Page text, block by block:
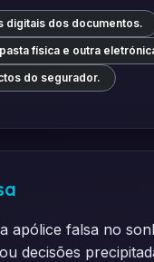
digitais dos documentos.
física e outra
do segurador.
apólice falsa no
decisões